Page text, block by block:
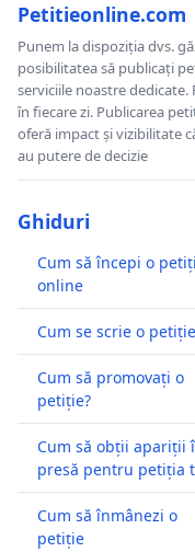
Petitieonline.com
Punem la dispoziția dvs.
posibilitatea să publicați
serviciile noastre dedicate.
în fiecare zi. Publicarea
oferă impact și vizibilitate
au putere de decizie
Ghiduri
Cum să începi o
online
Cum se scrie o
Cum să promovați o
petiție?
Cum să obții apariții
presă pentru petiția
Cum să înmânezi o
petiție